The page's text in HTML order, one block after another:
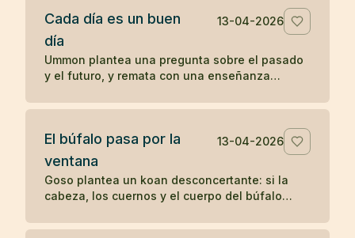
Cada día es un buen
día
13-04-2026
Ummon plantea una pregunta sobre el pasado
y el futuro, y remata con una enseñanza
El búfalo pasa por la
ventana
13-04-2026
Goso plantea un koan desconcertante: si la
cabeza, los cuernos y el cuerpo del búfalo
cola?